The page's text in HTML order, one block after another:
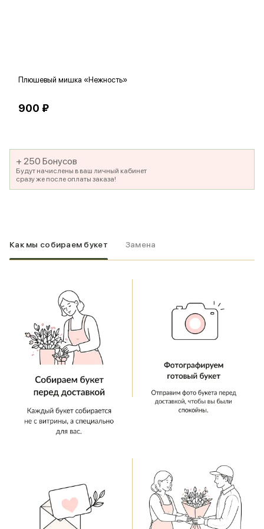
Плюшевый мишка «Нежность»
900 ₽
+ 250 Бонусов
Будут начислены в ваш личный кабинет
сразу же после оплаты заказа!
Как мы собираем букет Замена